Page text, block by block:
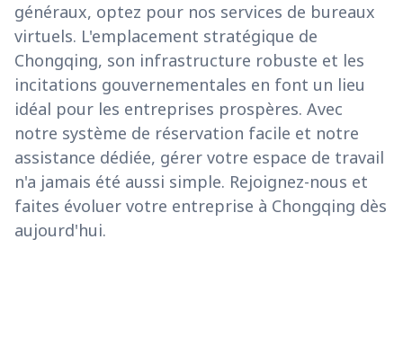
généraux, optez pour nos services de bureaux
virtuels. L'emplacement stratégique de
Chongqing, son infrastructure robuste et les
incitations gouvernementales en font un lieu
idéal pour les entreprises prospères. Avec
notre système de réservation facile et notre
assistance dédiée, gérer votre espace de travail
n'a jamais été aussi simple. Rejoignez-nous et
faites évoluer votre entreprise à Chongqing dès
aujourd'hui.